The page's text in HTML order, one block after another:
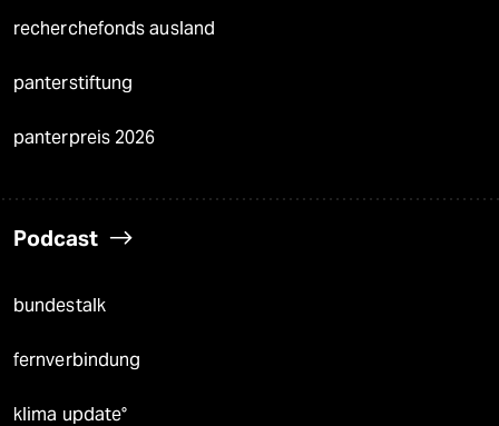
recherchefonds ausland
panterstiftung
panterpreis 2026
Podcast
bundestalk
fernverbindung
klima update°